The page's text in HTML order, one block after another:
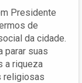
Presidente
de
da cidade.
parar suas
a riqueza
religiosas